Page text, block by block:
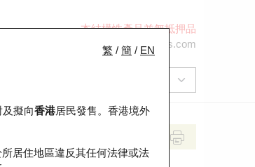
本結構性產品並無抵押品
ol-hkwarrants@ubs.com
繁 / 簡 / EN
及擬向香港居民發售。香港境外
居住地區違反其任何法律或法